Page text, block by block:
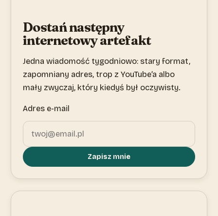
Dostań następny
internetowy artefakt
Jedna wiadomość tygodniowo: stary format,
zapomniany adres, trop z YouTube’a albo
mały zwyczaj, który kiedyś był oczywisty.
Adres e-mail
Zapisz mnie